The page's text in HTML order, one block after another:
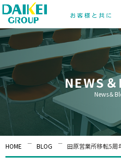
NEWS
News＆
HOME BLOG 田原営業所移転5